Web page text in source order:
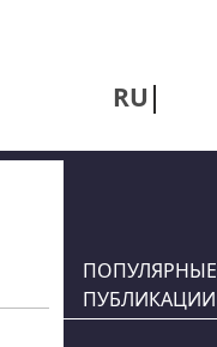
RU
ПОПУЛЯРНЫЕ
ПУБЛИКАЦИИ